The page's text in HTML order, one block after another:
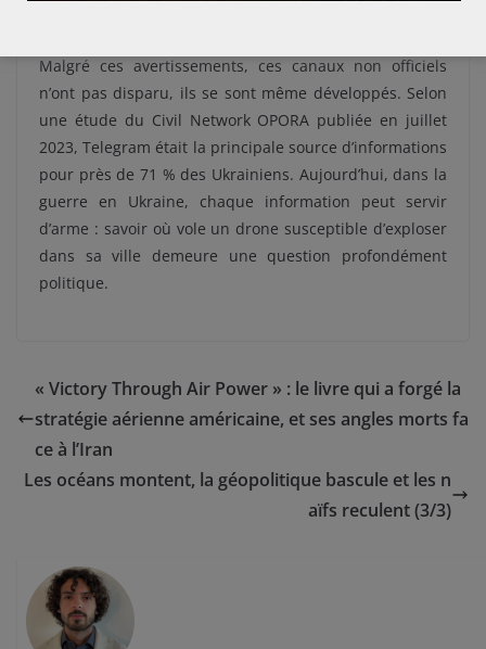
Malgré ces avertissements, ces canaux non officiels
n’ont pas disparu, ils se sont même développés. Selon
une étude du Civil Network OPORA publiée en juillet
2023, Telegram était la principale source d’informations
pour près de 71 % des Ukrainiens. Aujourd’hui, dans la
guerre en Ukraine, chaque information peut servir
d’arme : savoir où vole un drone susceptible d’exploser
dans sa ville demeure une question profondément
politique.
« Victory Through Air Power » : le livre qui a forgé la
stratégie aérienne américaine, et ses angles morts fa
ce à l’Iran
Les océans montent, la géopolitique bascule et les n
aïfs reculent (3/3)